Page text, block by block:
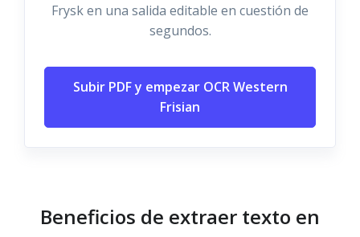
Frysk en una salida editable en cuestión de
segundos.
Subir PDF y empezar OCR Western
Frisian
Beneficios de extraer texto en